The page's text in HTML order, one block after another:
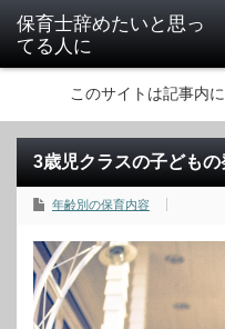
保育士辞めたいと思っ
てる人に
このサイトは記事内
3歳児クラスの子ども
年齢別の保育内容